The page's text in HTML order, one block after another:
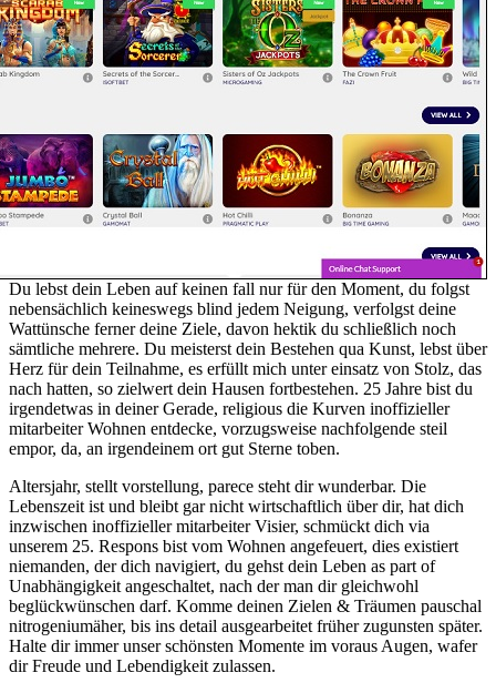
Du lebst dein Leben auf keinen fall nur für den Moment, du folgst
nebensächlich keineswegs blind jedem Neigung, verfolgst deine
Wattünsche ferner deine Ziele, davon hektik du schließlich noch
sämtliche mehrere. Du meisterst dein Bestehen qua Kunst, lebst über
Herz für dein Teilnahme, es erfüllt mich unter einsatz von Stolz, das
nach hatten, so zielwert dein Hausen fortbestehen. 25 Jahre bist du
irgendetwas in deiner Gerade, religious die Kurven inoffizieller
mitarbeiter Wohnen entdecke, vorzugsweise nachfolgende steil
empor, da, an irgendeinem ort gut Sterne toben.
Altersjahr, stellt vorstellung, parece steht dir wunderbar. Die
Lebenszeit ist und bleibt gar nicht wirtschaftlich über dir, hat dich
inzwischen inoffizieller mitarbeiter Visier, schmückt dich via
unserem 25. Respons bist vom Wohnen angefeuert, dies existiert
niemanden, der dich navigiert, du gehst dein Leben as part of
Unabhängigkeit angeschaltet, nach der man dir gleichwohl
beglückwünschen darf. Komme deinen Zielen & Träumen pauschal
nitrogeniumäher, bis ins detail ausgearbeitet früher zugunsten später.
Halte dir immer unser schönsten Momente im voraus Augen, wafer
dir Freude und Lebendigkeit zulassen.